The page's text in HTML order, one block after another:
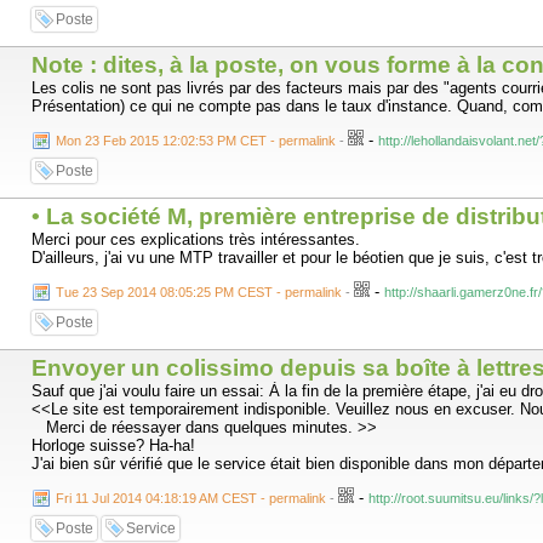
Durée de conservation des données personnelles : le temps de la
Preuve de consentement = je ne me suis pas opposé à cette
Je pense que ces informations sont incomplètes :
D'une part, le récépissé de souscription au contrat de réexpédition fait
qui l'a délivré. J'ai du mal à croire que ces infos n'ont pas été
pourquoi Mediapost a mon ancienne adresse postale ? Bref, j'aurai aimé
Ensuite, la preuve de mon consentement est inexistante : il faudrait, a
Enfin, silence complet sur le fait d'avoir communiqué ou non mes
transitif : le collecteur de données persos doit prévenir ses partenaires/
Entre ma demande et la réception de la réponse de Mediapost, j'ai
Mediapost le 27/02/2017 :
Bonjour,
Je vous remercie pour ces informations.
Vous n'avez pas répondu à l'une de mes questions : avez-vous
que je veux savoir c'est si les organismes désireux de se faire
Poste
Note : dites, à la poste, on vous forme à la
Les colis ne sont pas livrés par des facteurs mais par des "agents
Présentation) ce qui ne compte pas dans le taux d'instance. Quand,
Mon 23 Feb 2015 12:02:53 PM CET - permalink - - http://
Poste
• La société M, première entreprise de
Merci pour ces explications très intéressantes.
D'ailleurs, j'ai vu une MTP travailler et pour le béotien que je suis, c'est
Tue 23 Sep 2014 08:05:25 PM CEST - permalink - - http://
Poste
Envoyer un colissimo depuis sa boîte à
Sauf que j'ai voulu faire un essai: À la fin de la première étape, j'ai eu
<<Le site est temporairement indisponible. Veuillez nous en excuser.
Merci de réessayer dans quelques minutes. >>
Horloge suisse? Ha-ha!
J'ai bien sûr vérifié que le service était bien disponible dans mon
Fri 11 Jul 2014 04:18:19 AM CEST - permalink - - http://root.suumitsu.eu/links/
Poste Service